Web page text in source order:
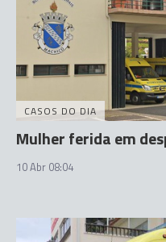
CASOS DO DIA
Mulher ferida em
10 Abr 08:04